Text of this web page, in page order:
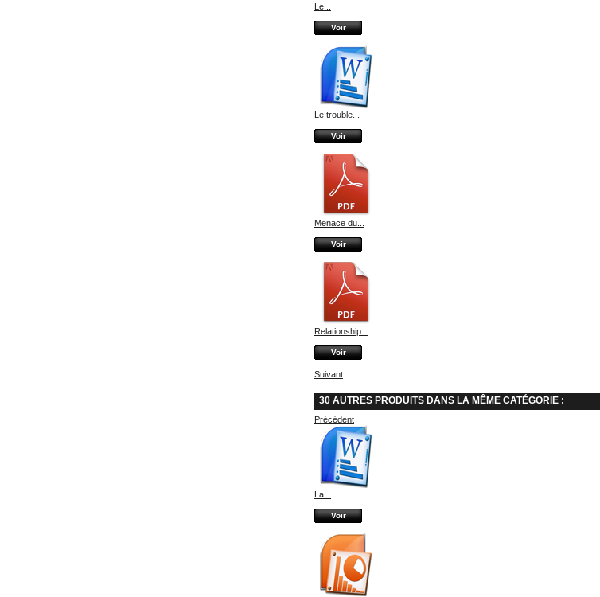
Le...
Voir
Le trouble...
Voir
Menace du...
Voir
Relationship...
Voir
Suivant
30 AUTRES PRODUITS DANS LA MÊME CATÉGORIE :
Précédent
La...
Voir